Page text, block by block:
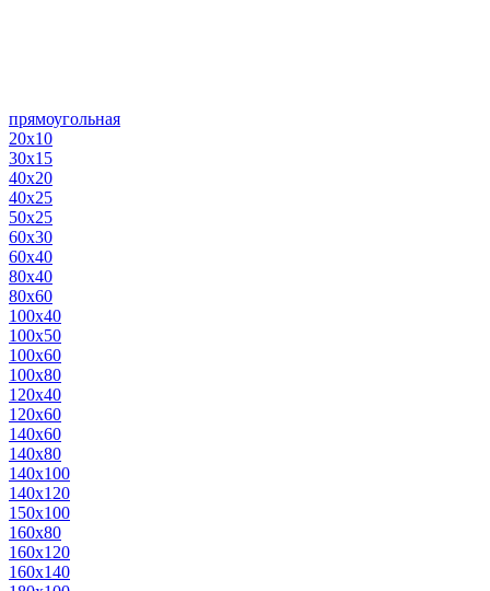
прямоугольная
20х10
30х15
40х20
40х25
50х25
60х30
60х40
80х40
80х60
100х40
100х50
100х60
100х80
120х40
120х60
140х60
140х80
140х100
140х120
150х100
160х80
160х120
160х140